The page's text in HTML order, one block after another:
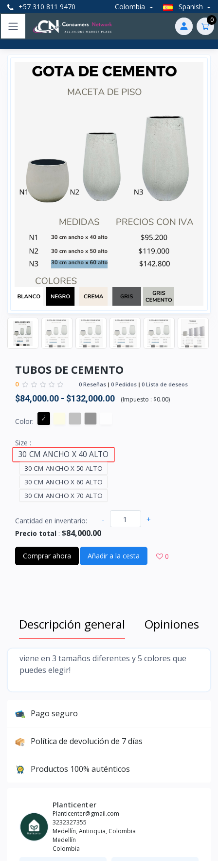
+57 310 811 9470 Colombia Spanish
0
TUBOS DE CEMENTO
0 0 Reseñas 0 Pedidos 0 Lista de deseos
$84,000.00 - $132,000.00 (Impuesto : $0.00)
Color:
Size :
30 CM ANCHO X 40 ALTO
30 CM ANCHO X 50 ALTO
30 CM ANCHO X 60 ALTO
30 CM ANCHO X 70 ALTO
Cantidad en inventario: - +
Precio total : $84,000.00
Comprar ahora Añadir a la cesta 0
Descripción general Opiniones
viene en 3 tamaños diferentes y 5 colores que
puedes elegir!
Pago seguro
Política de devolución de 7 días
Productos 100% auténticos
Planticenter
Planticenter@gmail.com
3232327355
Medellín, Antioquia, Colombia
Medellín
Colombia